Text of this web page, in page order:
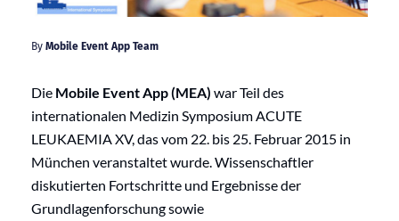
By Mobile Event App Team
Die Mobile Event App (MEA) war Teil des
internationalen Medizin Symposium ACUTE
LEUKAEMIA XV, das vom 22. bis 25. Februar 2015 in
München veranstaltet wurde. Wissenschaftler
diskutierten Fortschritte und Ergebnisse der
Grundlagenforschung sowie